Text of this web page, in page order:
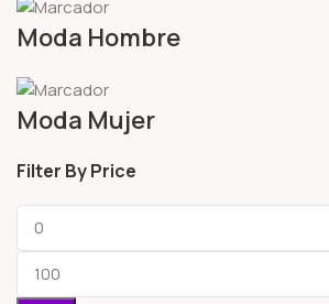
Moda Hombre
Moda Mujer
Filter By Price